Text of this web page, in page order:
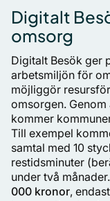
Digitalt
omsorg
Digitalt Besök ger
arbetsmiljön för
möjliggör
omsorgen.
kommer
Till exempel
samtal med 10
restidsminuter
under två månader.
000 kronor,